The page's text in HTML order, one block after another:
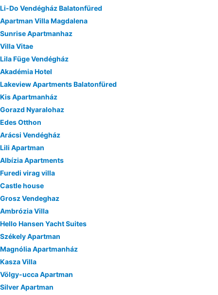
Li-Do Vendégház Balatonfüred
Apartman Villa Magdalena
Sunrise Apartmanhaz
Villa Vitae
Lila Füge Vendégház
Akadémia Hotel
Lakeview Apartments Balatonfüred
Kis Apartmanház
Gorazd Nyaralohaz
Edes Otthon
Arácsi Vendégház
Lili Apartman
Albízia Apartments
Furedi virag villa
Castle house
Grosz Vendeghaz
Ambrózia Villa
Hello Hansen Yacht Suites
Székely Apartman
Magnólia Apartmanház
Kasza Villa
Völgy-ucca Apartman
Silver Apartman